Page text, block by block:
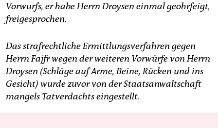
Vorwurfs, er habe Herrn Droysen einmal geohrfeigt,
freigesprochen.
Das strafrechtliche Ermittlungsverfahren gegen
Herrn Fajfr wegen der weiteren Vorwürfe von Herrn
Droysen (Schläge auf Arme, Beine, Rücken und ins
Gesicht) wurde zuvor von der Staatsanwaltschaft
mangels Tatverdachts eingestellt.